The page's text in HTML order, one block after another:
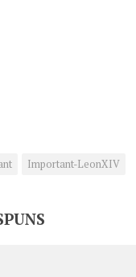
Important-LeonXIV